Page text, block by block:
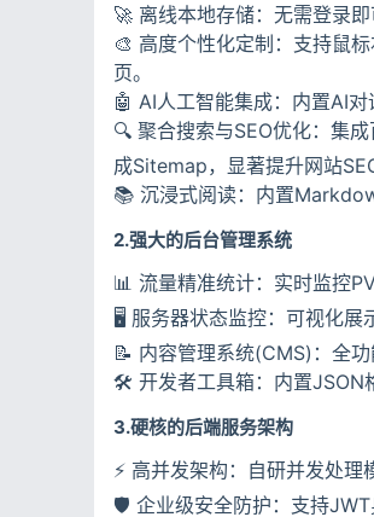
🚀 离线本地存储：无需登录
🎨 高度个性化定制：支持鼠
页。
🤖 AI人工智能集成：内置AI对
🔍 聚合搜索与SEO优化：集
成Sitemap，显著提升网站
📚 沉浸式阅读：内置
2.强大的后台管理系统
📊 流量精准统计：实时监控
🖥️ 服务器状态监控：可视化展
📝 内容管理系统(CMS)：全
🛠️ 开发者工具箱：内置JSON
3.硬核的后端服务架构
⚡ 高并发架构：自研并发处
🛡️ 企业级安全防护：支持JWT